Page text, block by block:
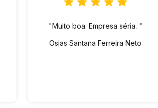
"Muito boa. Empresa séria. "
Osias Santana Ferreira Neto